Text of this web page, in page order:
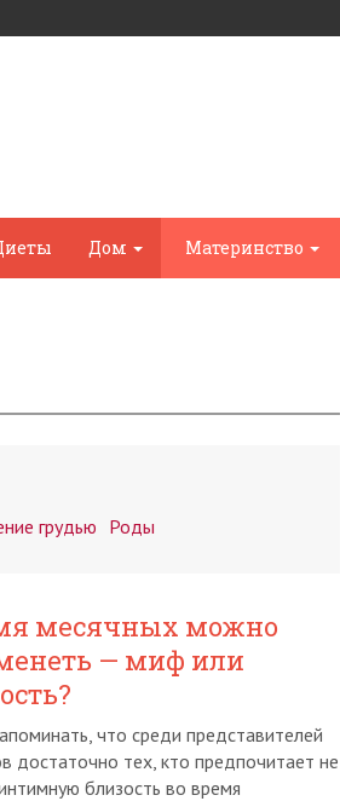
Дом Материнство
грудью Роды
месячных можно
— миф или
что среди представителей
достаточно тех, кто предпочитает не
близость во время